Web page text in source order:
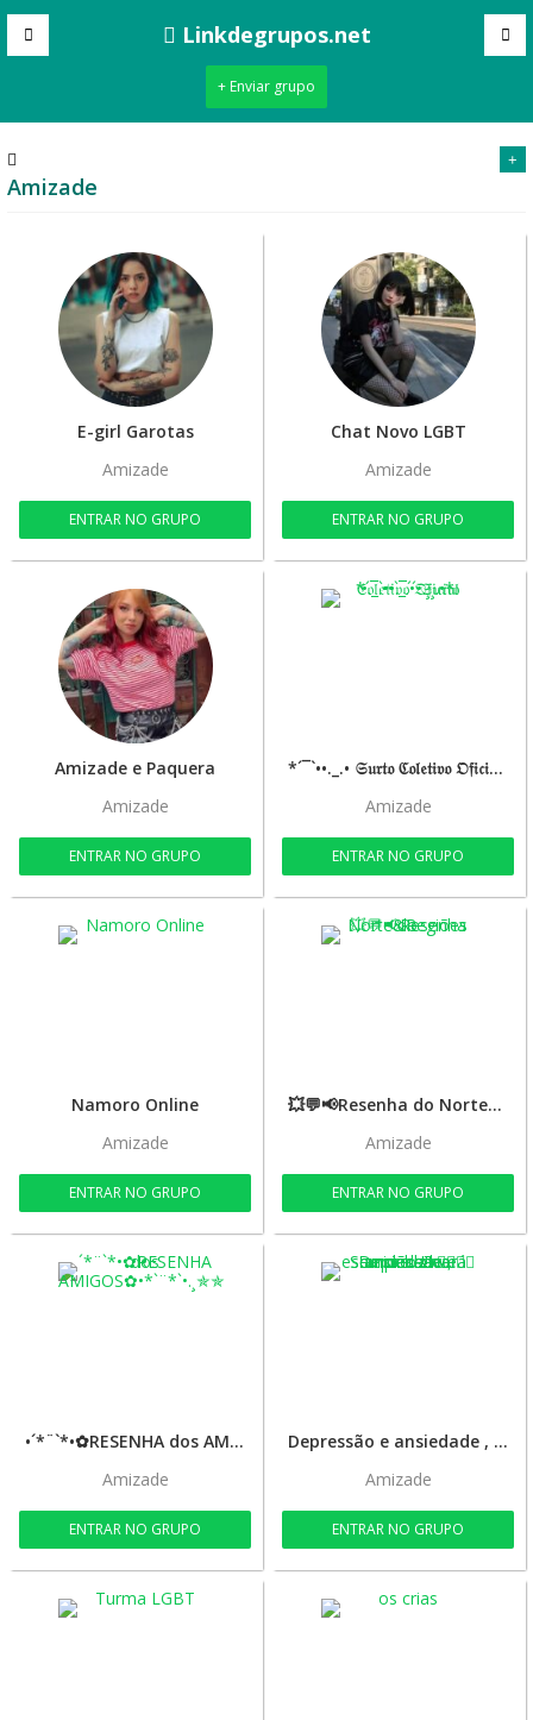
Linkdegrupos.net
+ Enviar grupo
Amizade
+
E-girl Garotas
Amizade
ENTRAR NO GRUPO
Chat Novo LGBT
Amizade
ENTRAR NO GRUPO
Amizade e Paquera
Amizade
ENTRAR NO GRUPO
*´¯`••._.• 𝔖𝔲𝔯𝔱𝔬 ℭ𝔬𝔩𝔢𝔱𝔦𝔳𝔬 𝔒𝔣𝔦𝔠𝔦𝔞𝔩 •._.••`¯´´•.¸¸.•*
Amizade
ENTRAR NO GRUPO
Namoro Online
Amizade
ENTRAR NO GRUPO
💥💬📢Resenha do Norte&Regiões
Amizade
ENTRAR NO GRUPO
•´*¨`*•✿RESENHA dos AMIGOS✿•*`¨*`•.¸✯✯
Amizade
ENTRAR NO GRUPO
Depressão e ansiedade , Sempre haverá uma luz na escuridão !!! ✌🏼🙏🏽
Amizade
ENTRAR NO GRUPO